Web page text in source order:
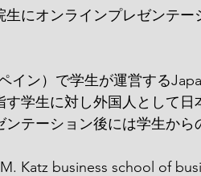
にオンラインプレゼンテー
イン）で学生が運営する
学生に対し外国人として日
テーション後には学生から
Katz business school of